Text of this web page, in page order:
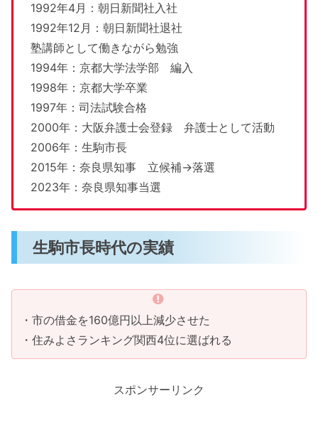
1992年4月：朝日新聞社入社
1992年12月：朝日新聞社退社
塾講師として働きながら勉強
1994年：京都大学法学部 編入
1998年：京都大学卒業
1997年：司法試験合格
2000年：大阪弁護士会登録 弁護士として活動
2006年：生駒市長
2015年：奈良県知事 立候補→落選
2023年：奈良県知事当選
生駒市長時代の実績
・市の借金を160億円以上減少させた
・住みよさランキング関西4位に選ばれる
スポンサーリンク